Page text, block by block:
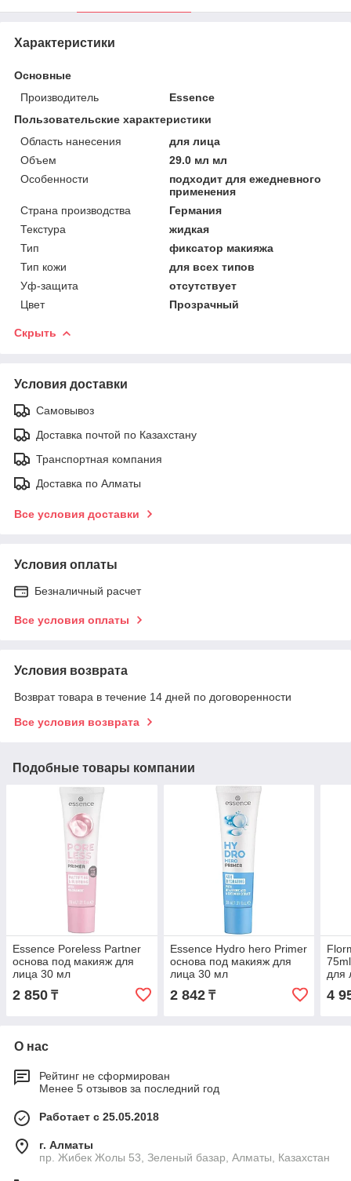
Характеристики
Основные
Производитель
Essence
Пользовательские характеристики
Область нанесения
для лица
Объем
29.0 мл мл
Особенности
подходит для ежедневного
применения
Страна производства
Германия
Текстура
жидкая
Тип
фиксатор макияжа
Тип кожи
для всех типов
Уф-защита
отсутствует
Цвет
Прозрачный
Скрыть
Условия доставки
Самовывоз
Доставка почтой по Казахстану
Транспортная компания
Доставка по Алматы
Все условия доставки
Условия оплаты
Безналичный расчет
Все условия оплаты
Условия возврата
Возврат товара в течение 14 дней по договоренности
Все условия возврата
Подобные товары компании
Essence Poreless Partner
основа под макияж для
лица 30 мл
2 850 ₸
Essence Hydro hero Primer
основа под макияж для
лица 30 мл
2 842₸
для
4
О нас
Рейтинг не сформирован
Менее 5 отзывов за последний год
Работает с 25.05.2018
г. Алматы
пр. Жибек Жолы 53, Зеленый базар, Алматы, Казахстан